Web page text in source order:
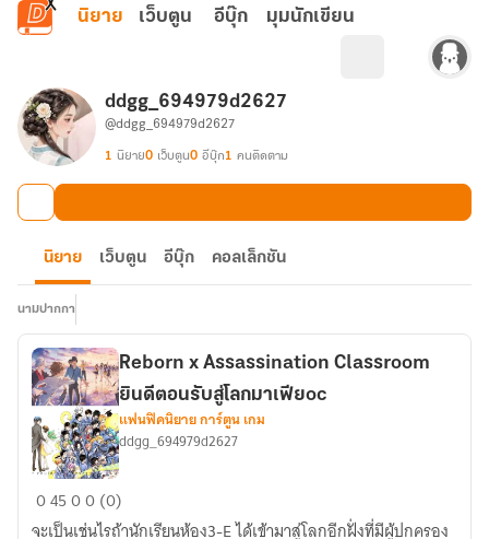
ข้ามไปยังเนื้อหาหลัก
นิยาย เว็บตูน อีบุ๊ก มุมนักเขียน
ddgg_694979d2627
@ddgg_694979d2627
1 นิยาย0 เว็บตูน0 อีบุ๊ก1 คนติดตาม
นิยาย เว็บตูน อีบุ๊ก คอลเล็กชัน
นามปากกา
Reborn
Reborn x Assassination Classroom
ยินดีตอนรับสู่โลกมาเฟียoc
แฟนฟิคนิยาย การ์ตูน เกม
ddgg_694979d2627
04500 (0)
จะเป็นเช่นไรถ้านักเรียนห้อง3-E ได้เข้ามาสู่โลกอีกฝั่งที่มีผู้ปกครอง